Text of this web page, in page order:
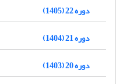
دوره 22 (1405)
دوره 21 (1404)
دوره 20 (1403)